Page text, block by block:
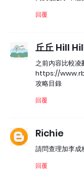
回覆
丘丘 Hill
之前內容比較
https://
攻略目錄
回覆
Richie
請問查理加李
回覆